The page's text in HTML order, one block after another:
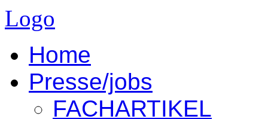
Logo
Home
Presse/jobs
FACHARTIKEL